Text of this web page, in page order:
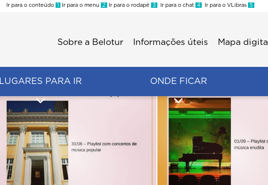
Ir para o conteúdo 1 Ir para o menu 2 Ir para o rodapé 3 Ir para o chat 4 Ir para o VLibras 5
Sobre a Belotur Informações úteis Mapa digital
LUGARES PARA IR ONDE FICAR